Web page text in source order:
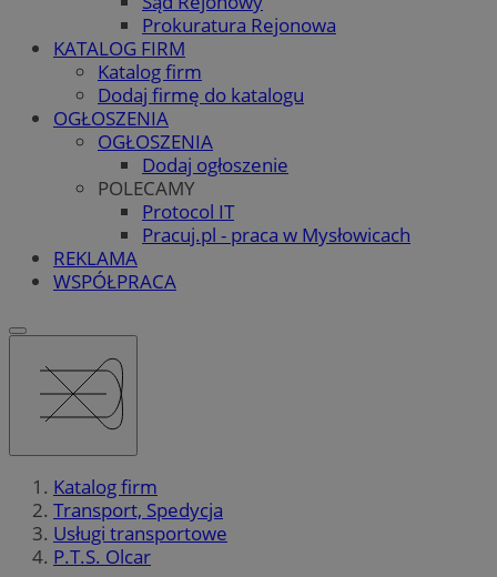
Prokuratura Rejonowa
KATALOG FIRM
Katalog firm
Dodaj firmę do katalogu
OGŁOSZENIA
OGŁOSZENIA
Dodaj ogłoszenie
POLECAMY
Protocol IT
Pracuj.pl - praca w Mysłowicach
REKLAMA
WSPÓŁPRACA
Katalog firm
Transport, Spedycja
Usługi transportowe
P.T.S. Olcar